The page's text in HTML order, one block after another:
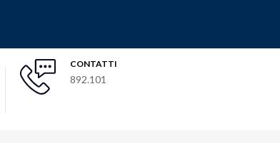
CONTATTI
892.101